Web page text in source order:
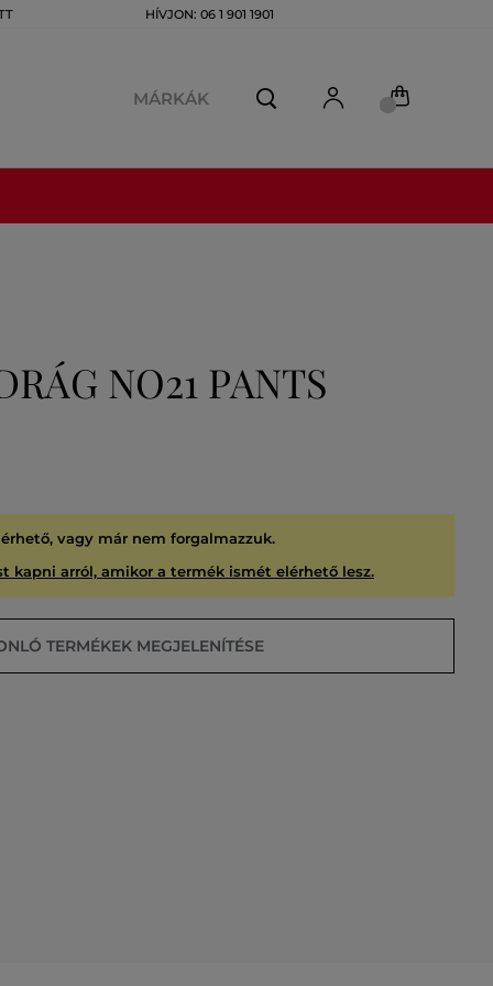
HÍVJON: 06 1 901 1901
MÁRKÁK
NO21 PANTS
vagy már nem forgalmazzuk.
kapni arról, amikor a termék ismét elérhető lesz.
TERMÉKEK MEGJELENÍTÉSE